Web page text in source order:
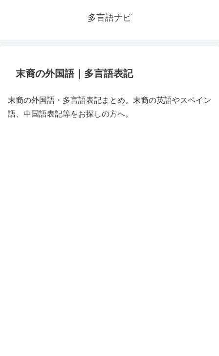
多言語ナビ
末裔の外国語｜多言語表記
末裔の外国語・多言語表記まとめ。末裔の英語やスペイン
語、中国語表記等をお探しの方へ。